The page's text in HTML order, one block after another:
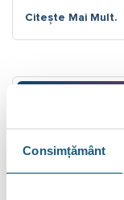
Consimțământ
Citește Mai Mult.